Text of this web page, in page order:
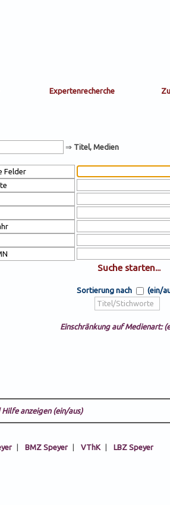
⇒ Titel, Medien
Sortierung nach (ein/
Einschränkung auf Medienart:
anzeigen (ein/aus)
| BMZ Speyer | VThK | LBZ Speyer